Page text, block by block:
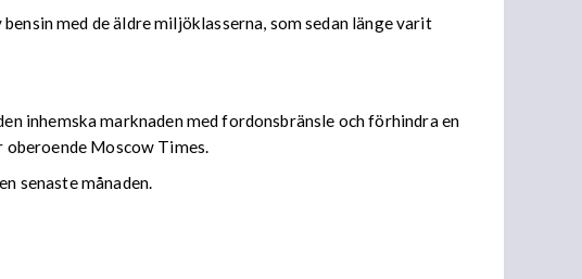
med de äldre miljöklasserna, som sedan länge varit
inhemska marknaden med fordonsbränsle och förhindra en
Moscow Times.
senaste månaden.